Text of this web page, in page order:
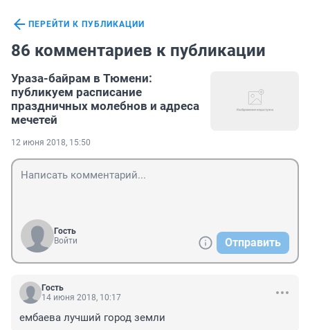
ПЕРЕЙТИ К ПУБЛИКАЦИИ
86 комментариев к публикации
Ураза-байрам в Тюмени:
публикуем расписание
праздничных молебнов и адреса
мечетей
12 июня 2018, 15:50
Гость
Войти
Отправить
Гость
14 июня 2018, 10:17
ембаева лучший город земли